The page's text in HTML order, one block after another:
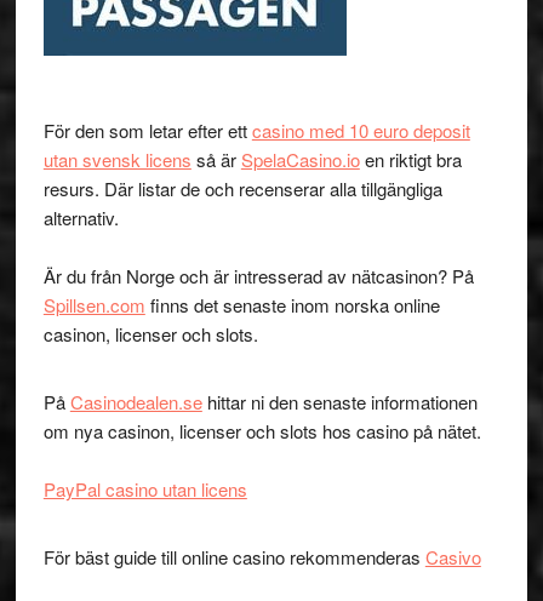
För den som letar efter ettcasino med 10 euro deposit
utan svensk licens så ärSpelaCasino.ioen riktigt bra
resurs. Där listar de och recenserar alla tillgängliga
alternativ.
Är du från Norge och är intresserad av nätcasinon? På
Spillsen.com finns det senaste inom norska online
casinon, licenser och slots.
PåCasinodealen.sehittar ni den senaste informationen
om nya casinon, licenser och slots hos casino på nätet.
PayPal casino utan licens
För bäst guide till online casino rekommenderas Casivo